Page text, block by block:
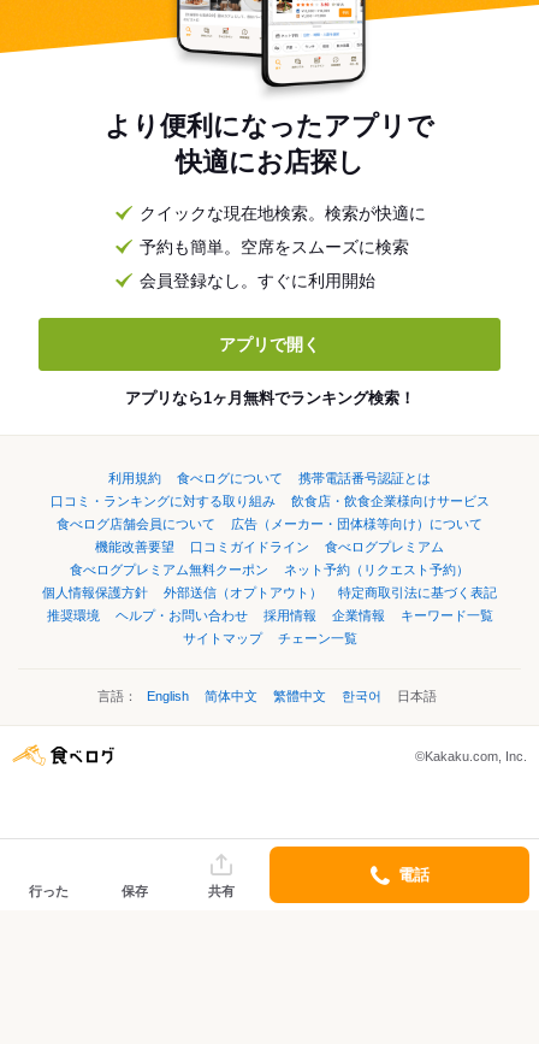
より便利になったアプリで
快適にお店探し
クイックな現在地検索。検索が快適に
予約も簡単。空席をスムーズに検索
会員登録なし。すぐに利用開始
アプリで開く
アプリなら1ヶ月無料でランキング検索！
利用規約 食べログについて
携帯電話番号認証とは
口コミ・ランキングに対する取り組み
飲食店・飲食企業様向けサービス
食べログ店舗会員について
広告（メーカー・団体様等向け）について
機能改善要望
口コミガイドライン
食べログプレミアム
食べログプレミアム無料クーポン
ネット予約（リクエスト予約）
個人情報保護方針
外部送信（オプトアウト）
特定商取引法に基づく表記
推奨環境
ヘルプ・お問い合わせ 採用情報 企業情報
キーワード一覧
サイトマップ
チェーン一覧
言語： English 简体中文 繁體中文 한국어 日本語
©Kakaku.com, Inc.
行った 保存 共有
電話